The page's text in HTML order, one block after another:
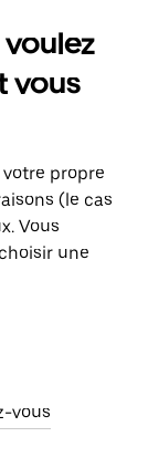
vous
votre propre
(le cas
Vous
une
vous